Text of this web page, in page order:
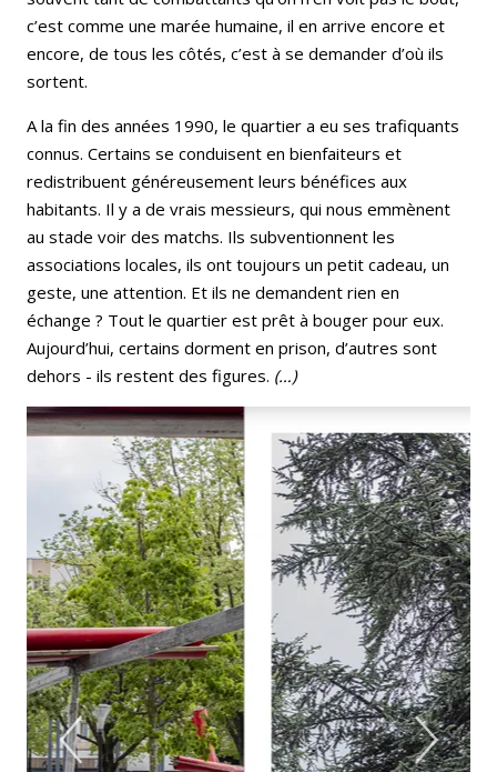
c’est comme une marée humaine, il en arrive encore et
encore, de tous les côtés, c’est à se demander d’où ils
sortent.
A la fin des années 1990, le quartier a eu ses trafiquants
connus. Certains se conduisent en bienfaiteurs et
redistribuent généreusement leurs bénéfices aux
habitants. Il y a de vrais messieurs, qui nous emmènent
au stade voir des matchs. Ils subventionnent les
associations locales, ils ont toujours un petit cadeau, un
geste, une attention. Et ils ne demandent rien en
échange ? Tout le quartier est prêt à bouger pour eux.
Aujourd’hui, certains dorment en prison, d’autres sont
dehors - ils restent des figures. (…)